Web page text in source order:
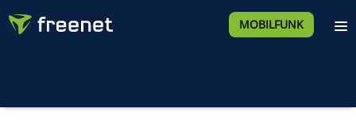
MOBILFUNK